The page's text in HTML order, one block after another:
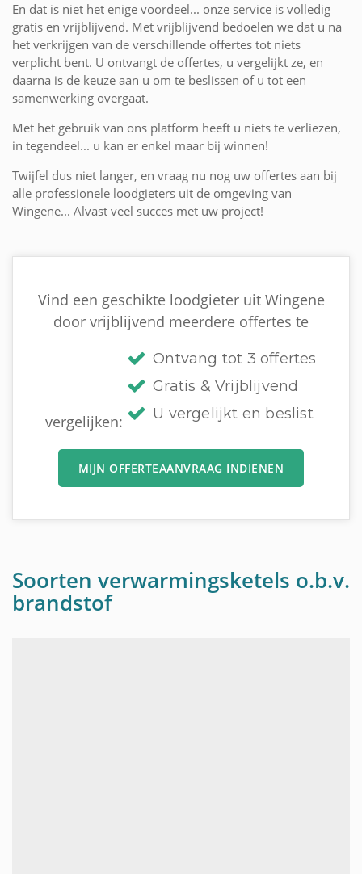
En dat is niet het enige voordeel... onze service is volledig
gratis en vrijblijvend. Met vrijblijvend bedoelen we dat u na
het verkrijgen van de verschillende offertes tot niets
verplicht bent. U ontvangt de offertes, u vergelijkt ze, en
daarna is de keuze aan u om te beslissen of u tot een
samenwerking overgaat.
Met het gebruik van ons platform heeft u niets te verliezen,
in tegendeel... u kan er enkel maar bij winnen!
Twijfel dus niet langer, en vraag nu nog uw offertes aan bij
alle professionele loodgieters uit de omgeving van
Wingene... Alvast veel succes met uw project!
Vind een geschikte loodgieter uit Wingene
door vrijblijvend meerdere offertes te
vergelijken:
Ontvang tot 3 offertes
Gratis & Vrijblijvend
U vergelijkt en beslist
MIJN OFFERTEAANVRAAG INDIENEN
Soorten verwarmingsketels o.b.v.
brandstof